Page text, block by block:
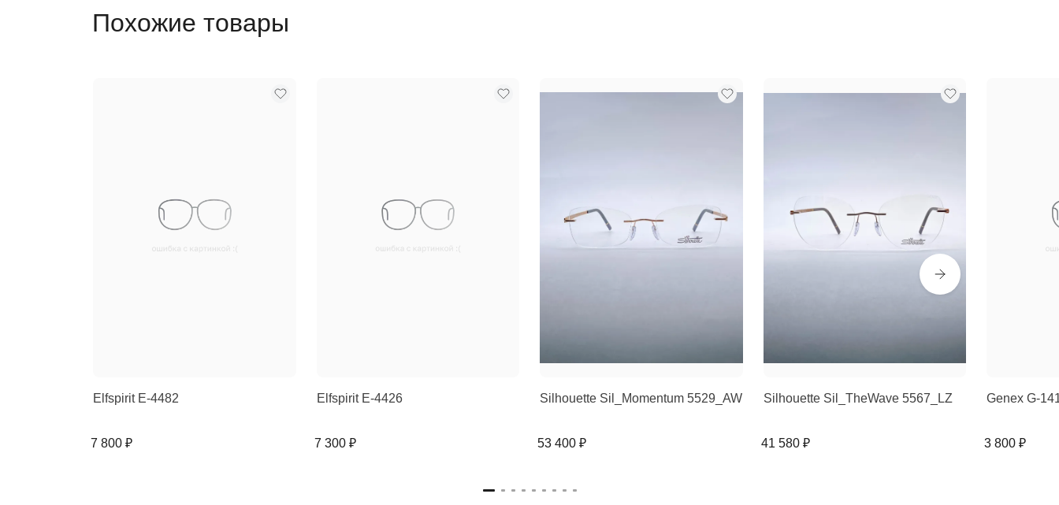
Похожие товары
Elfspirit E-4482
7 800 ₽
Elfspirit E-4426
7 300 ₽
Silhouette Sil_Momentum 5529_AW
53 400 ₽
Silhouette Sil_TheWave 5567_LZ
41 580 ₽
Genex G-
3 800 ₽